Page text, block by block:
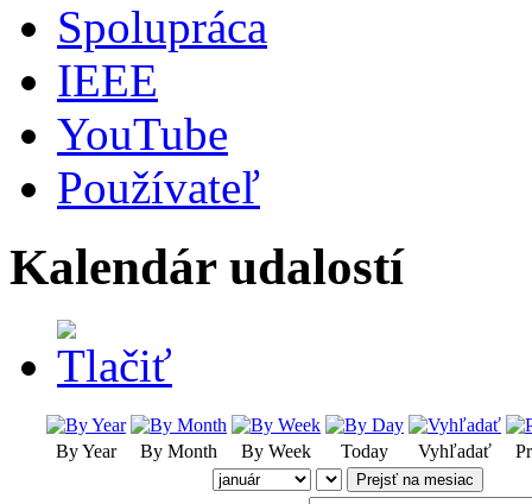
Spolupráca
IEEE
YouTube
Používateľ
Kalendár udalostí
By Year By Month By Week Today Vyhľadať
Prejsť na mesiac